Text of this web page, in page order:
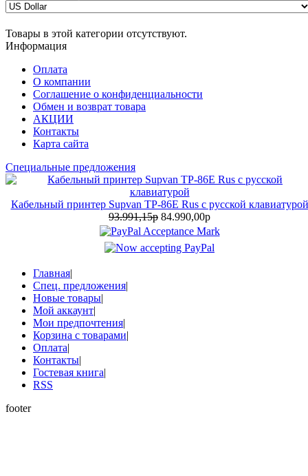
Товары в этой категории отсутствуют.
Информация
Оплата
О компании
Соглашение о конфиденциальности
Обмен и возврат товара
АКЦИИ
Контакты
Карта сайта
Специальные предложения
Кабельный принтер Supvan TP-86E Rus с русской клавиатурой
93.991,15р 84.990,00р
Главная|
Спец. предложения|
Новые товары|
Мой аккаунт|
Мои предпочтения|
Корзина с товарами|
Оплата|
Контакты|
Гостевая книга|
RSS
footer